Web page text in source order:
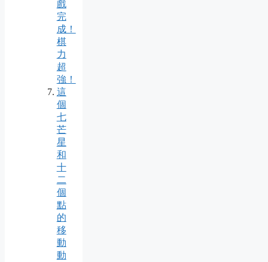
戲
完
成！
棋
力
超
強！
這
個
七
芒
星
和
十
二
個
點
的
移
動
動